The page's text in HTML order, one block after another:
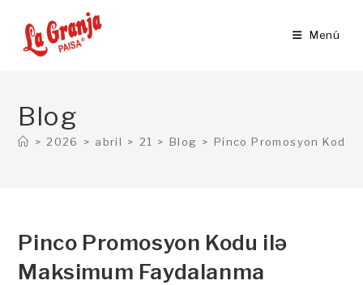
contenido
Menú
Blog
> 2026 > abril > 21 > Blog > Pinco Promosyon Kodu
Pinco Promosyon Kodu ilə
Maksimum Faydalanma